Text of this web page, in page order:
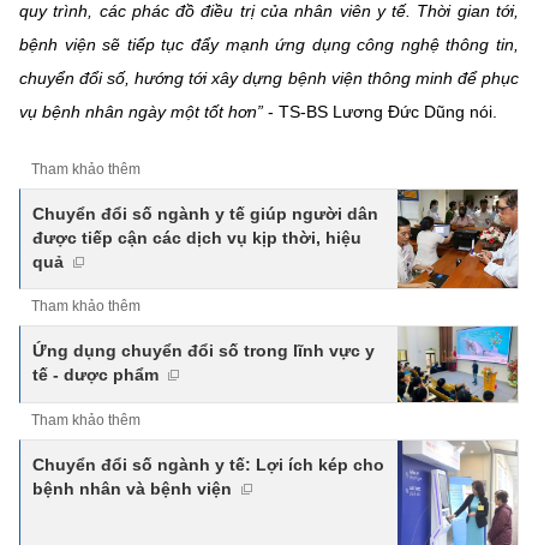
quy trình, các phác đồ điều trị của nhân viên y tế. Thời gian tới,
bệnh viện sẽ tiếp tục đẩy mạnh ứng dụng công nghệ thông tin,
chuyển đổi số, hướng tới xây dựng bệnh viện thông minh để phục
vụ bệnh nhân ngày một tốt hơn” - TS-BS Lương Đức Dũng nói.
Tham khảo thêm
Chuyển đổi số ngành y tế giúp người dân
được tiếp cận các dịch vụ kịp thời, hiệu
quả
Tham khảo thêm
Ứng dụng chuyển đổi số trong lĩnh vực y
tế - dược phẩm
Tham khảo thêm
Chuyển đổi số ngành y tế: Lợi ích kép cho
bệnh nhân và bệnh viện